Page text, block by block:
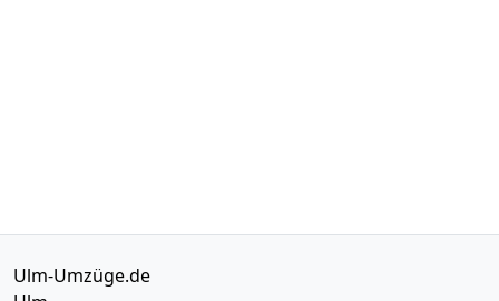
Ulm-Umzüge.de